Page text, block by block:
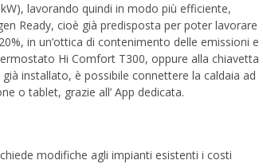
lavorando quindi in modo più efficiente,
Ready, cioè già predisposta per poter lavorare
in un’ottica di contenimento delle emissioni e
Hi Comfort T300, oppure alla chiavetta
installato, è possibile connettere la caldaia ad
o tablet, grazie all’ App dedicata.
modifiche agli impianti esistenti i costi